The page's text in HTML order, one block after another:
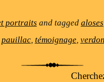
portraits and tagged aloses
pauillac, témoignage, verdon